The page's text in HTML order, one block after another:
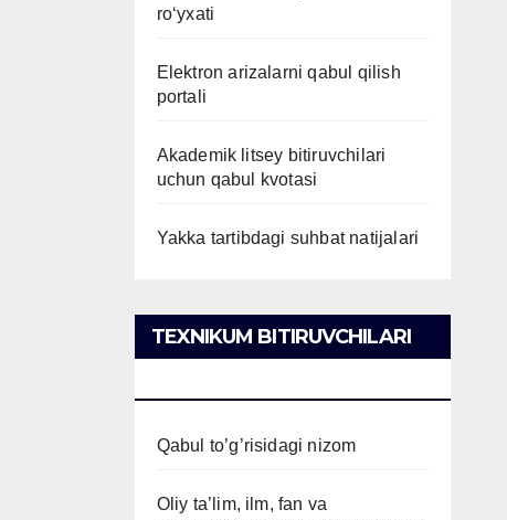
ro‘yxati
Elektron arizalarni qabul qilish
portali
Akademik litsey bitiruvchilari
uchun qabul kvotasi
Yakka tartibdagi suhbat natijalari
TEXNIKUM BITIRUVCHILARI
Qabul to’g’risidagi nizom
Oliy ta’lim, ilm, fan va